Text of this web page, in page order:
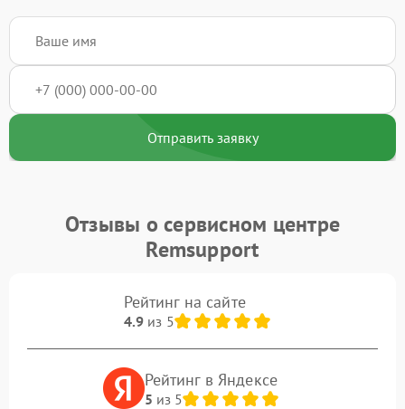
Отправить заявку
Отзывы о сервисном центре
Remsupport
Рейтинг на сайте
4.9из 5
Рейтинг в Яндексе
5 из 5